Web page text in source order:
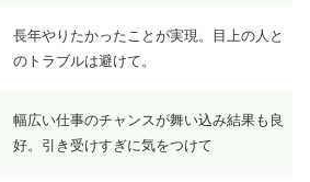
長年やりたかったことが実現。目上の人と
のトラブルは避けて。
幅広い仕事のチャンスが舞い込み結果も良
好。引き受けすぎに気をつけて